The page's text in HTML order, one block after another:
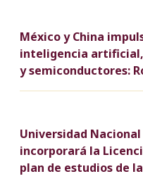
México y China
inteligencia
y semiconductores:
Universidad
incorporará la
plan de estudios de